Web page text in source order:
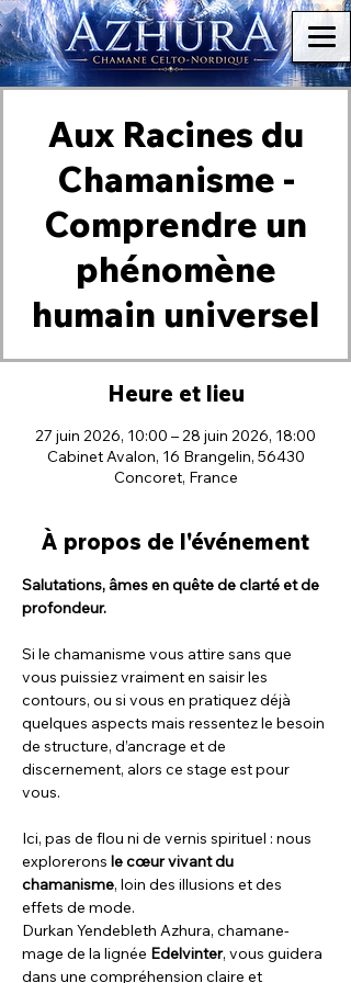
Aux Racines du
Chamanisme -
Comprendre un
phénomène
humain universel
Heure et lieu
27 juin 2026, 10:00 – 28 juin 2026, 18:00
Cabinet Avalon, 16 Brangelin, 56430
Concoret, France
À propos de l'événement
Salutations, âmes en quête de clarté et de
profondeur.
Si le chamanisme vous attire sans que
vous puissiez vraiment en saisir les
contours, ou si vous en pratiquez déjà
quelques aspects mais ressentez le besoin
de structure, d’ancrage et de
discernement, alors ce stage est pour
vous.
Ici, pas de flou ni de vernis spirituel : nous
explorerons le cœur vivant du
chamanisme, loin des illusions et des
effets de mode.
Durkan Yendebleth Azhura, chamane-
mage de la lignée Edelvinter, vous guidera
dans une compréhension claire et